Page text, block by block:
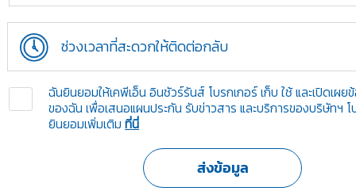
ช่วงเวลาที่สะดวกให้ติดต่อกลับ
ฉันยินยอมให้เคพีเอ็น อินชัวร์รันส์ โบรกเกอร์ เก็บ ใช้ และเปิดเผ
ของฉัน เพื่อเสนอแผนประกัน รับข่าวสาร และบริการของบริษัทฯ
ยินยอมเพิ่มเติมที่นี่